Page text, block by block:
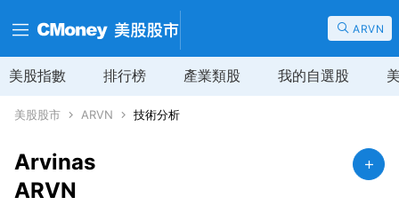
ARVN
美股指數 排行榜 產業類股 我的自選股
美股股市 ARVN 技術分析
Arvinas
ARVN